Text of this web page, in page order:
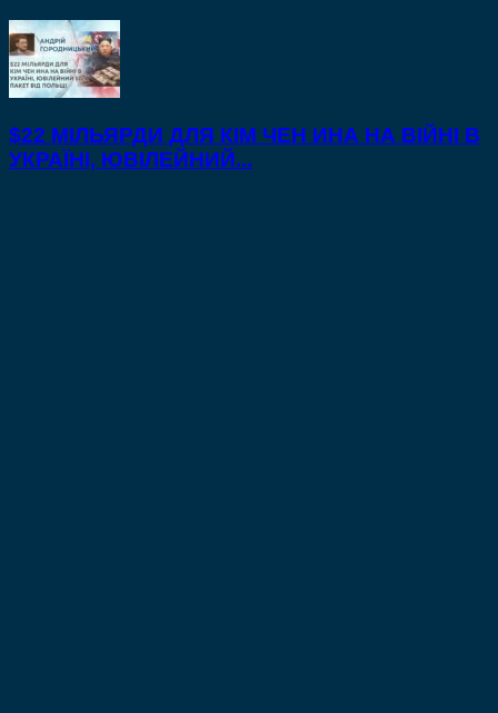
$22 МІЛЬЯРДИ ДЛЯ КІМ ЧЕН ИНА НА ВІЙНІ В
УКРАЇНІ, ЮВІЛЕЙНИЙ...